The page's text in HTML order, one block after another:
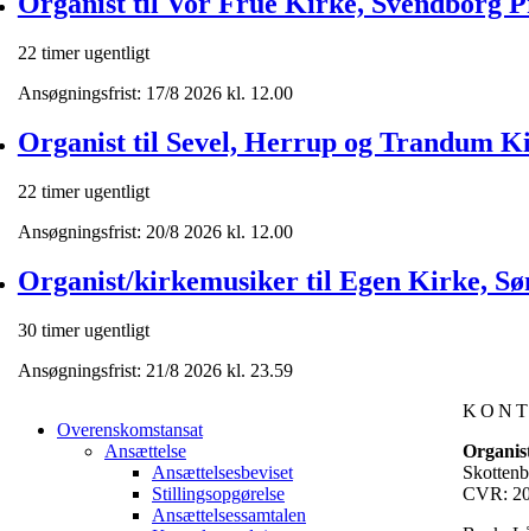
22 timer ugentligt
Ansøgningsfrist: 17/8 2026 kl. 12.00
Organist til Sevel, Herrup og Trandum
22 timer ugentligt
Ansøgningsfrist: 20/8 2026 kl. 12.00
Organist/kirkemusiker til Egen Kirke,
30 timer ugentligt
Ansøgningsfrist: 21/8 2026 kl. 23.59
Overenskomstansat
Ansættelse
Ansættelsesbeviset
Stillingsopgørelse
Ansættelsessamtalen
CVR: